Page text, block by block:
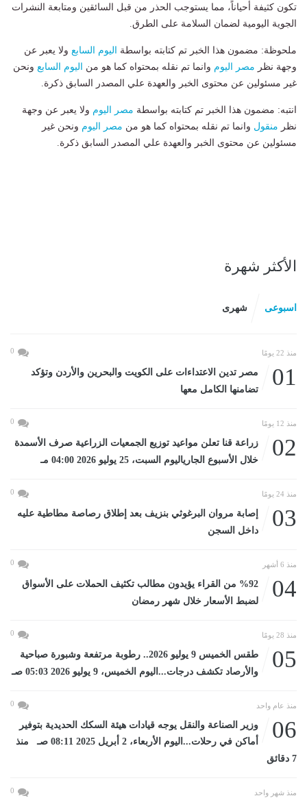
تكون كثيفة أحياناً، مما يستوجب الحذر من قبل السائقين ومتابعة النشرات
الجوية اليومية لضمان السلامة على الطرق.
ملحوظة: مضمون هذا الخبر تم كتابته بواسطة اليوم السابع ولا يعبر عن
وجهة نظر مصر اليوم وانما تم نقله بمحتواه كما هو من اليوم السابع ونحن
غير مسئولين عن محتوى الخبر والعهدة علي المصدر السابق ذكرة.
انتبه: مضمون هذا الخبر تم كتابته بواسطة مصر اليوم ولا يعبر عن وجهة
نظر منقول وانما تم نقله بمحتواه كما هو من مصر اليوم ونحن غير
مسئولين عن محتوى الخبر والعهدة علي المصدر السابق ذكرة.
الأكثر شهرة
اسبوعى شهرى
منذ 22 يومًا 0
01
مصر تدين الاعتداءات على الكويت والبحرين والأردن وتؤكد
تضامنها الكامل معها
منذ 12 يومًا 0
02
زراعة قنا تعلن مواعيد توزيع الجمعيات الزراعية صرف الأسمدة
خلال الأسبوع الجارياليوم السبت، 25 يوليو 2026 04:00 مـ
منذ 24 يومًا 0
03
إصابة مروان البرغوثي بنزيف بعد إطلاق رصاصة مطاطية عليه
داخل السجن
منذ 6 أشهر 0
04
%92 من القراء يؤيدون مطالب تكثيف الحملات على الأسواق
لضبط الأسعار خلال شهر رمضان
منذ 28 يومًا 0
05
طقس الخميس 9 يوليو 2026.. رطوبة مرتفعة وشبورة صباحية
والأرصاد تكشف درجات...اليوم الخميس، 9 يوليو 2026 05:03 صـ
منذ عام واحد 0
06
وزير الصناعة والنقل يوجه قيادات هيئة السكك الحديدية بتوفير
أماكن في رحلات...اليوم الأربعاء، 2 أبريل 2025 08:11 صـ منذ
7 دقائق
منذ شهر واحد 0